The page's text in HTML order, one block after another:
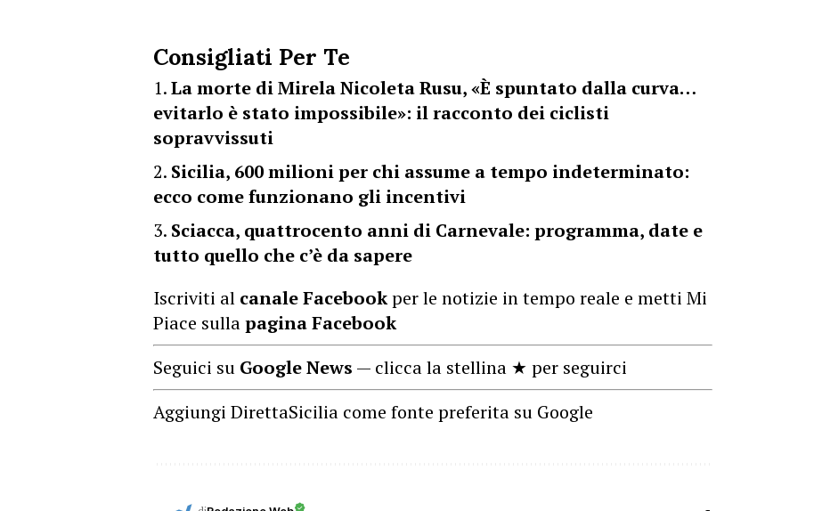
Consigliati Per Te
La morte di Mirela Nicoleta Rusu, «È spuntato dalla curva…
evitarlo è stato impossibile»: il racconto dei ciclisti
sopravvissuti
Sicilia, 600 milioni per chi assume a tempo indeterminato:
ecco come funzionano gli incentivi
Sciacca, quattrocento anni di Carnevale: programma, date e
tutto quello che c’è da sapere
Iscriviti al canale Facebookper le notizie in tempo reale e metti Mi
Piace sullapagina Facebook
Seguici su Google News — clicca la stellina ★ per seguirci
Aggiungi DirettaSicilia come fonte preferita su Google